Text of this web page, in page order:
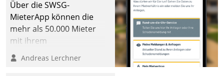
Über die SWSG-
MieterApp können die
mehr als 50.000 Mieter
mit ihrem
Wohnungsunternehmen
kommunizieren, auf dem
Andreas Lerchner